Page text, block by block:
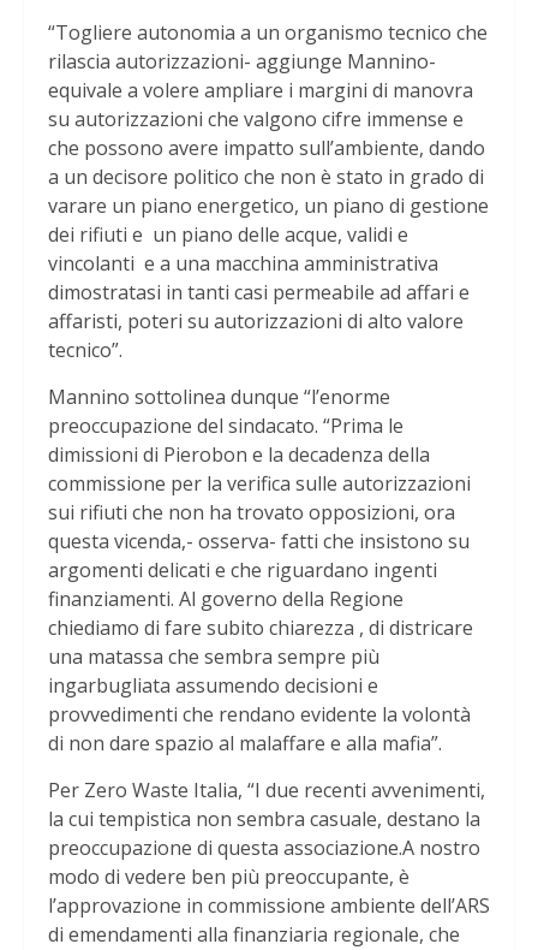
“Togliere autonomia a un organismo tecnico che
rilascia autorizzazioni- aggiunge Mannino-
equivale a volere ampliare i margini di manovra
su autorizzazioni che valgono cifre immense e
che possono avere impatto sull’ambiente, dando
a un decisore politico che non è stato in grado di
varare un piano energetico, un piano di gestione
dei rifiuti e un piano delle acque, validi e
vincolanti e a una macchina amministrativa
dimostratasi in tanti casi permeabile ad affari e
affaristi, poteri su autorizzazioni di alto valore
tecnico”.
Mannino sottolinea dunque “l’enorme
preoccupazione del sindacato. “Prima le
dimissioni di Pierobon e la decadenza della
commissione per la verifica sulle autorizzazioni
sui rifiuti che non ha trovato opposizioni, ora
questa vicenda,- osserva- fatti che insistono su
argomenti delicati e che riguardano ingenti
finanziamenti. Al governo della Regione
chiediamo di fare subito chiarezza , di districare
una matassa che sembra sempre più
ingarbugliata assumendo decisioni e
provvedimenti che rendano evidente la volontà
di non dare spazio al malaffare e alla mafia”.
Per Zero Waste Italia, “I due recenti avvenimenti,
la cui tempistica non sembra casuale, destano la
preoccupazione di questa associazione.A nostro
modo di vedere ben più preoccupante, è
l’approvazione in commissione ambiente dell’ARS
di emendamenti alla finanziaria regionale, che